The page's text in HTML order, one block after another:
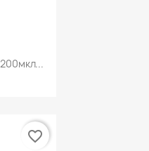
favorite_border